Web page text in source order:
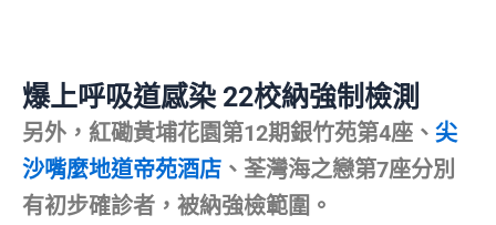
爆上呼吸道感染 22校納強制檢測
另外，紅磡黃埔花園第12期銀竹苑第4座、 尖
沙嘴麼地道帝苑酒店 、荃灣海之戀第7座分別
有初步確診者，被納強檢範圍。